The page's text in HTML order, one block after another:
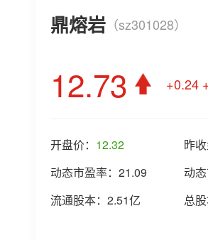
鼎熔岩 （sz301028）
12.73 +0.24
开盘价： 12.32 昨收
动态市盈率： 21.09 动态
流通股本： 2.51亿 总股